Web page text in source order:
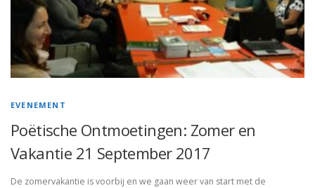
EVENEMENT
Poëtische Ontmoetingen: Zomer en
Vakantie 21 September 2017
De zomervakantie is voorbij en we gaan weer van start met de